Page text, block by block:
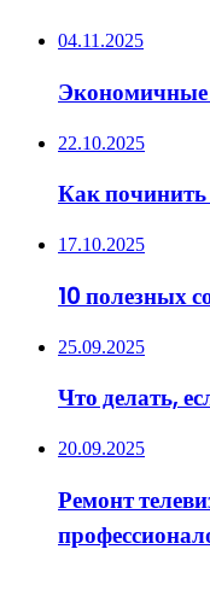
04.11.2025
Экономичные
22.10.2025
Как починить
17.10.2025
10 полезных
25.09.2025
Что делать,
20.09.2025
Ремонт